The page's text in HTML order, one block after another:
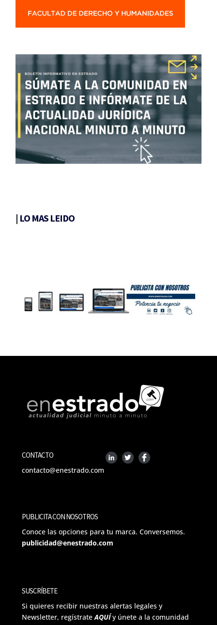
| LO MAS LEIDO
CONTACTO
contacto@enestrado.com
PUBLICITA CON NOSOTROS
Conoce las opciones para tu marca. Conversemos.
publicidad@enestrado.com
SUSCRÍBETE
Si quieres recibir nuestras alertas legales y
Newsletter, regístrateAQUÍ y únete a la comunidad